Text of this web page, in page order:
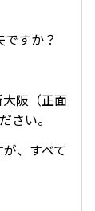
すか？
阪（正面
さい。
、すべて